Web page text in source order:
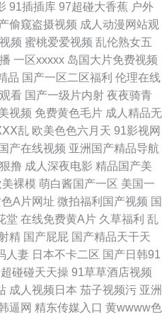
91插插库 97超碰大香蕉 户外
偷窥盗摄视频 成人动漫网站观
频 蜜桃爱爱视频 乱伦熟女五
一区xxxxx 岛国大片免费视频
品 国产一区二区福利 伦理在线
看 国产一级片内射 夜夜骑青
视频 免费黄色毛片 成人精品无
乱 欧美色色六月天 91影视网
产在线视频 亚洲国产精品导航
撸 成人深夜电影 精品国产美
美裸模 萌白酱国产一区 美国一
A片网址 微拍福利国产视频 国
堂 在线免费黄A片 久草福利 乱
精 国产屁屁 国产精品天干天
人妻 日本不卡二区 国产日韩91
超碰碰天天操 91草草酒店视频
成人视频日本 茄子视频污 亚洲
逼网 精东传媒入口 黄wwww色